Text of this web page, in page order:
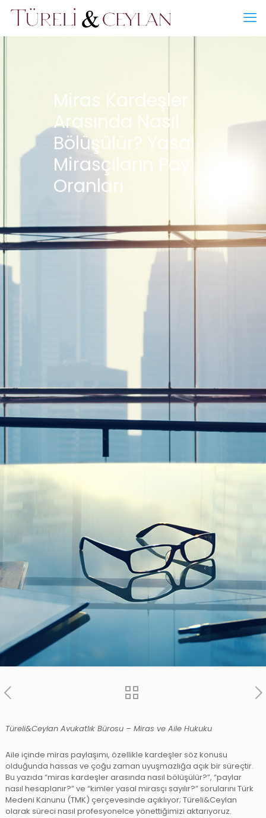
Miras Kardeşler
Arasında Nasıl
Bölüşülür? Yasal
Mirasçıların Pay
Oranları
Türeli&Ceylan Avukatlık Bürosu – Miras ve Aile Hukuku
Aile içinde miras paylaşımı, özellikle kardeşler söz konusu
olduğunda hassas ve çoğu zaman uyuşmazlığa açık bir süreçtir.
Bu yazıda “miras kardeşler arasında nasıl bölüşülür?”, “paylar
nasıl hesaplanır?” ve “kimler yasal mirasçı sayılır?” sorularını Türk
Medeni Kanunu (TMK) çerçevesinde açıklıyor; Türeli&Ceylan
olarak süreci nasıl profesyonelce yönettiğimizi aktarıyoruz.